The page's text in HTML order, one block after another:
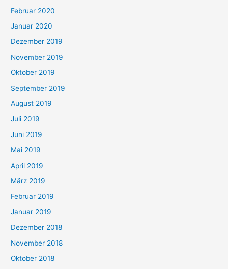
Februar 2020
Januar 2020
Dezember 2019
November 2019
Oktober 2019
September 2019
August 2019
Juli 2019
Juni 2019
Mai 2019
April 2019
März 2019
Februar 2019
Januar 2019
Dezember 2018
November 2018
Oktober 2018